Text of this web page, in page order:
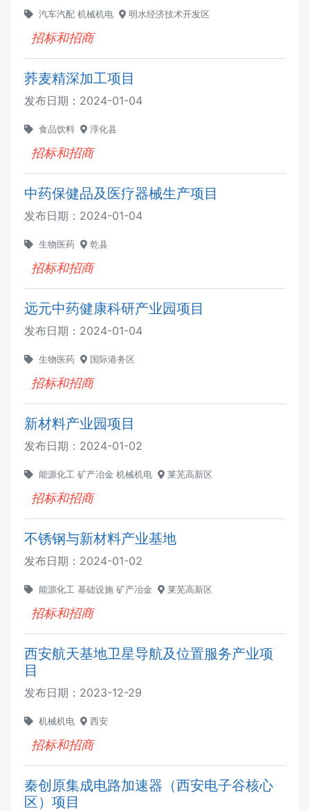
汽车汽配 机械机电 明水经济技术开发区
招标和招商
荞麦精深加工项目
发布日期： 2024-01-04
食品饮料 淳化县
招标和招商
中药保健品及医疗器械生产项目
发布日期： 2024-01-04
生物医药 乾县
招标和招商
远元中药健康科研产业园项目
发布日期： 2024-01-04
生物医药 国际港务区
招标和招商
新材料产业园项目
发布日期： 2024-01-02
能源化工 矿产冶金 机械机电 莱芜高新区
招标和招商
不锈钢与新材料产业基地
发布日期： 2024-01-02
能源化工 基础设施 矿产冶金 莱芜高新区
招标和招商
西安航天基地卫星导航及位置服务产业项
目
发布日期： 2023-12-29
机械机电 西安
招标和招商
秦创原集成电路加速器（西安电子谷核心
区）项目